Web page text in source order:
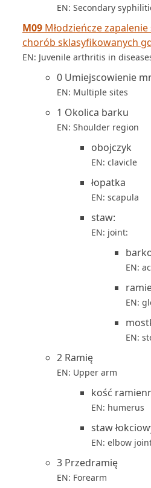
EN: Secondary
M09 Młodzieńcze
chorób sklasyfikowanych
EN: Juvenile arthritis in
0 Umiejscowienie
EN: Multiple sites
1 Okolica barku
EN: Shoulder region
obojczyk
EN: clavicle
łopatka
EN: scapula
staw:
EN: joint:
EN:
EN:
EN:
2 Ramię
EN: Upper arm
kość
EN: humerus
staw
EN: elbow
3 Przedramię
EN: Forearm